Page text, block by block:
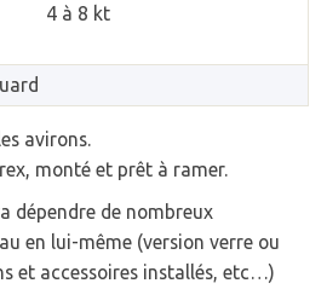
4 à 8 kt
avirons.
monté et prêt à ramer.
dépendre de nombreux
en lui-même (version verre ou
et accessoires installés, etc…)